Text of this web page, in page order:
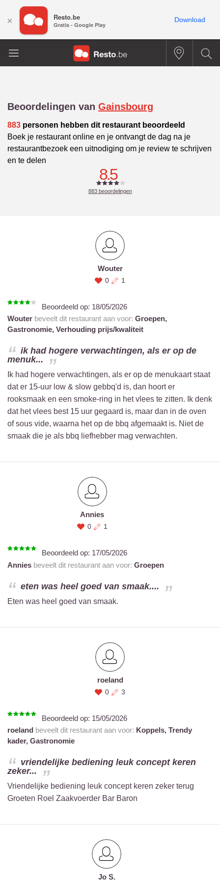
Beoordelingen van Gainsbourg
883 personen hebben dit restaurant beoordeeld
Boek je restaurant online en je ontvangt de dag na je
restaurantbezoek een uitnodiging om je review te schrijven
en te delen
8.5
883beoordelingen
Wouter
0 1
Beoordeeld op: 18/05/2026
Wouter beveelt dit restaurant aan voor: Groepen,
Gastronomie, Verhouding prijs/kwaliteit
ik had hogere verwachtingen, als er op de
menuk...
Ik had hogere verwachtingen, als er op de menukaart staat
dat er 15-uur low & slow gebbq'd is, dan hoort er
rooksmaak en een smoke-ring in het vlees te zitten. Ik denk
dat het vlees best 15 uur gegaard is, maar dan in de oven
of sous vide, waarna het op de bbq afgemaakt is. Niet de
smaak die je als bbq liefhebber mag verwachten.
Annies
0 1
Beoordeeld op: 17/05/2026
Annies beveelt dit restaurant aan voor: Groepen
eten was heel goed van smaak....
Eten was heel goed van smaak.
roeland
0 3
Beoordeeld op: 15/05/2026
roeland beveelt dit restaurant aan voor: Koppels, Trendy
kader, Gastronomie
vriendelijke bediening leuk concept keren
zeker...
Vriendelijke bediening leuk concept keren zeker terug
Groeten Roel Zaakvoerder Bar Baron
Jo S.
× Resto.be
Gratis - Google Play
Download